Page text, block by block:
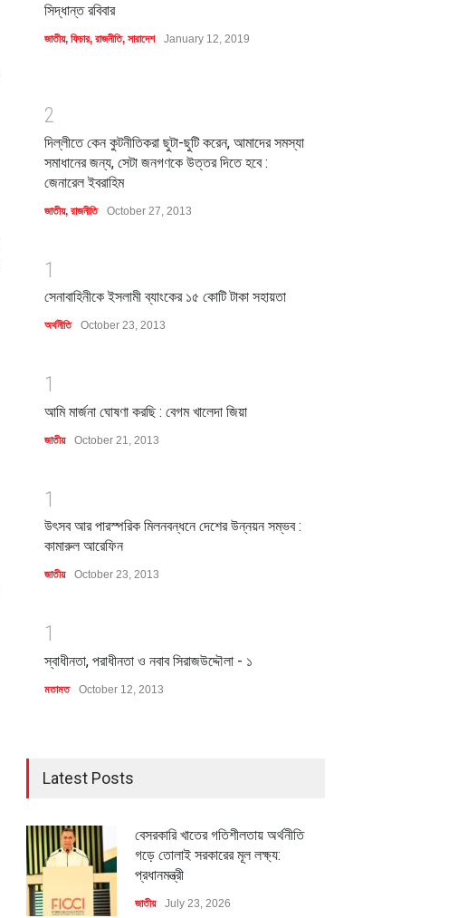
সিদ্ধান্ত রবিবার
জাতীয়, ফিচার, রাজনীতি, সারাদেশ January 12, 2019
2
দিল্লীতে কেন কুটনীতিকরা ছুটা-ছুটি করেন, আমাদের সমস্যা
সমাধানের জন্য, সেটা জনগণকে উত্তর দিতে হবে :
জেনারেল ইবরাহিম
জাতীয়, রাজনীতি October 27, 2013
1
সেনাবাহিনীকে ইসলামী ব্যাংকের ১৫ কোটি টাকা সহায়তা
অর্থনীতি October 23, 2013
1
আমি মার্জনা ঘোষণা করছি : বেগম খালেদা জিয়া
জাতীয় October 21, 2013
1
উৎসব আর পারস্পরিক মিলনবন্ধনে দেশের উন্নয়ন সম্ভব :
কামারুল আরেফিন
জাতীয় October 23, 2013
1
স্বাধীনতা, পরাধীনতা ও নবাব সিরাজউদ্দৌলা - ১
মতামত October 12, 2013
Latest Posts
বেসরকারি খাতের গতিশীলতায় অর্থনীতি
গড়ে তোলাই সরকারের মূল লক্ষ্য:
প্রধানমন্ত্রী
জাতীয় July 23, 2026